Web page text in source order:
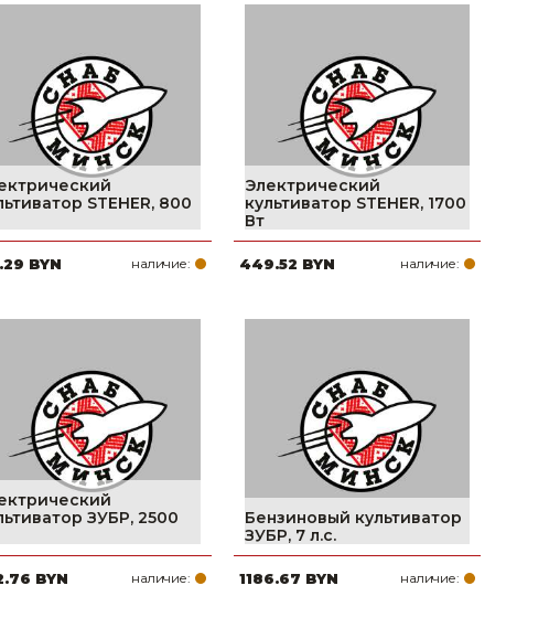
STEHER, 800
BYN наличие:
Электрический
культиватор STEHER, 1700
Вт
449.52 BYN наличие:
ЗУБР, 2500
BYN наличие:
Бензиновый культиватор
ЗУБР, 7 л.с.
1186.67 BYN наличие: